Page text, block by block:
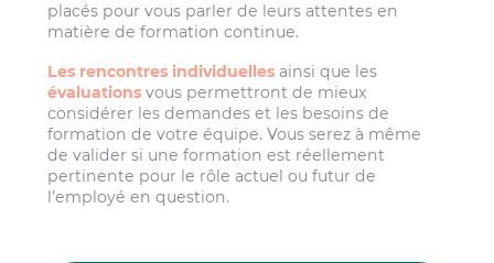
placés pour vous parler de leurs attentes en
matière de formation continue.
Les rencontres individuelles ainsi que les
évaluations vous permettront de mieux
considérer les demandes et les besoins de
formation de votre équipe. Vous serez à même
de valider si une formation est réellement
pertinente pour le rôle actuel ou futur de
l’employé en question.